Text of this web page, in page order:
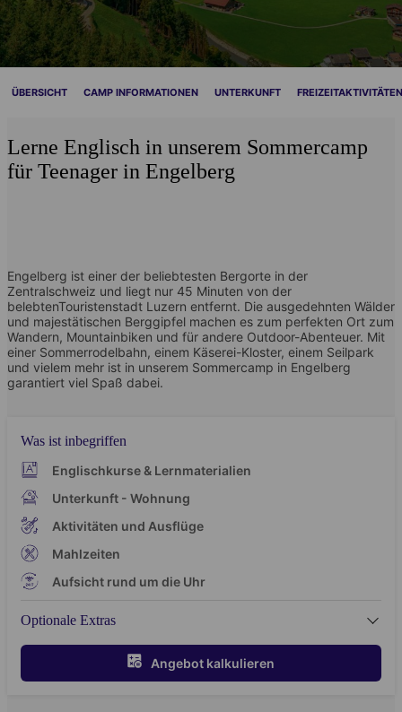
ÜBERSICHT CAMP INFORMATIONEN UNTERKUNFT FREIZEITAKTIVITÄTEN
Lerne Englisch in unserem Sommercamp
für Teenager in Engelberg
Engelberg ist einer der beliebtesten Bergorte in der
Zentralschweiz und liegt nur 45 Minuten von der
belebtenTouristenstadt Luzern entfernt. Die ausgedehnten Wälder
und majestätischen Berggipfel machen es zum perfekten Ort zum
Wandern, Mountainbiken und für andere Outdoor-Abenteuer. Mit
einer Sommerrodelbahn, einem Käserei-Kloster, einem Seilpark
und vielem mehr ist in unserem Sommercamp in Engelberg
garantiert viel Spaß dabei.
Was ist inbegriffen
Englischkurse & Lernmaterialien
Unterkunft - Wohnung
Aktivitäten und Ausflüge
Mahlzeiten
Aufsicht rund um die Uhr
Optionale Extras
Angebot kalkulieren